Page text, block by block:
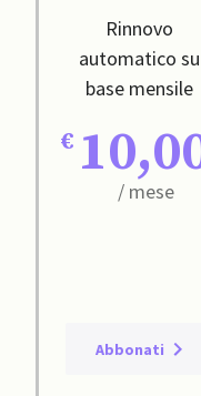
Rinnovo
automatico su
base mensile
/ mese
Abbonati